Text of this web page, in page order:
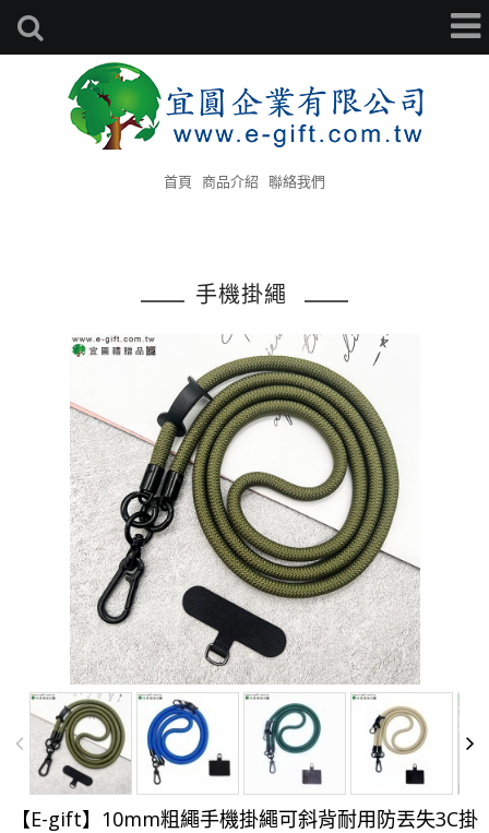
首頁 商品介紹 聯絡我們
手機掛繩
【E-gift】10mm粗繩手機掛繩可斜背耐用防丟失3C掛